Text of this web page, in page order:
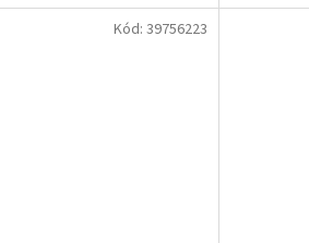
Kód: 39756223